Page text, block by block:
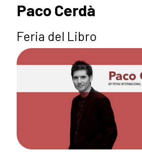
Paco Cerdà
Feria del Libro